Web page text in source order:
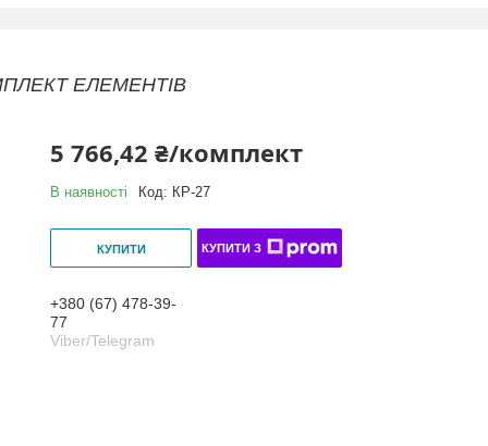
ЕЛЕМЕНТІВ
5 766,42 ₴/комплект
В наявності Код: КР-27
КУПИТИ КУПИТИ З
+380 (67) 478-39-
77
Viber/Telegram